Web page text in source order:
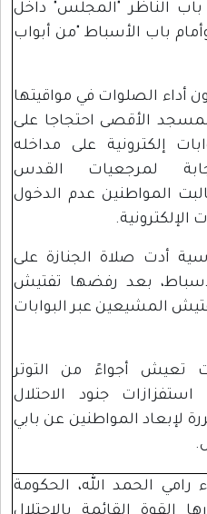
الناظر "المجلس" داخل
باب الأسباط "من أبواب
أداء الصلوات في مواقيتها
الأقصى احتجاجا على
إلكترونية على مداخله
لمرجعيات القدس
المواطنين عدم الدخول
الإلكترونية.
أدت صلاة الجنازة على
بعد رفضها تفتيش
المشيعين عبر البوابات
تعيش أجواءً من التوتر
جنود الاحتلال
لإبعاد المواطنين عن بابي
رامي الحمد الله، الحكومة